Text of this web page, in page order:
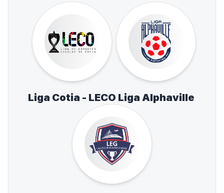
Liga Cotia - LECO Liga Alphaville